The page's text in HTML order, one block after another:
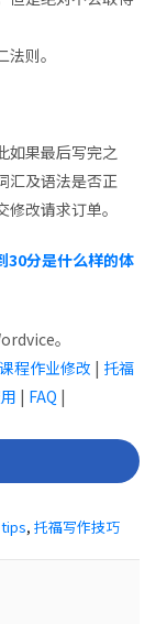
则。
如果最后写完之
汇及语法是否正
修改请求订单。
30分是什么样的体
。
课程作业修改 | 托福
| FAQ |
, 托福写作技巧